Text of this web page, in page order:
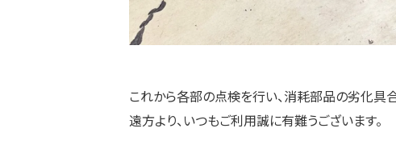
これから各部の点検を行い、消耗部品の劣化具
遠方より、いつもご利用誠に有難うございます。